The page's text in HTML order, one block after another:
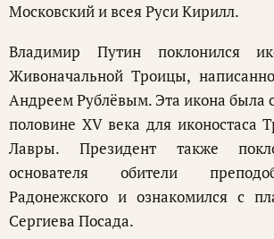
Московский и всея Руси Кирилл.
Владимир Путин поклонился
Живоначальной Троицы,
Андреем Рублёвым. Эта икона была
половине XV века для иконостаса
Лавры. Президент также
основателя обители
Радонежского и ознакомился с
Сергиева Посада.